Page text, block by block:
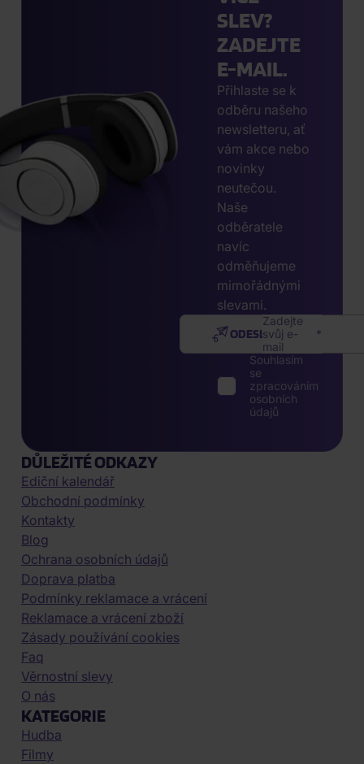
SLEV?
ZADEJTE
E-MAIL.
Přihlaste se k
odběru našeho
newsletteru, ať
vám akce nebo
novinky
neutečou.
Naše
odběratele
navíc
odměňujeme
mimořádnými
slevami.
Zadejte
svůj e-
mail
ODESLAT
Souhlasím
se
zpracováním
osobních
údajů
DŮLEŽITÉ ODKAZY
Ediční kalendář
Obchodní podmínky
Kontakty
Blog
Ochrana osobních údajů
Doprava platba
Podmínky reklamace a vrácení
Reklamace a vrácení zboží
Zásady používání cookies
Faq
Věrnostní slevy
O nás
KATEGORIE
Hudba
Filmy